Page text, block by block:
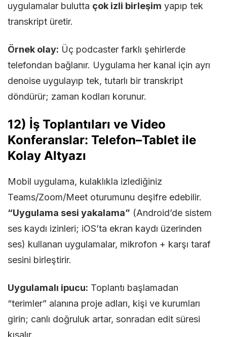
uygulamalar bulutta çok izli birleşim yapıp tek
transkript üretir.
Örnek olay: Üç podcaster farklı şehirlerde
telefondan bağlanır. Uygulama her kanal için ayrı
denoise uygulayıp tek, tutarlı bir transkript
döndürür; zaman kodları korunur.
12) İş Toplantıları ve Video
Konferanslar: Telefon–Tablet ile
Kolay Altyazı
Mobil uygulama, kulaklıkla izlediğiniz
Teams/Zoom/Meet oturumunu deşifre edebilir.
“Uygulama sesi yakalama” (Android’de sistem
ses kaydı izinleri; iOS’ta ekran kaydı üzerinden
ses) kullanan uygulamalar, mikrofon + karşı taraf
sesini birleştirir.
Uygulamalı ipucu: Toplantı başlamadan
“terimler” alanına proje adları, kişi ve kurumları
girin; canlı doğruluk artar, sonradan edit süresi
kısalır.